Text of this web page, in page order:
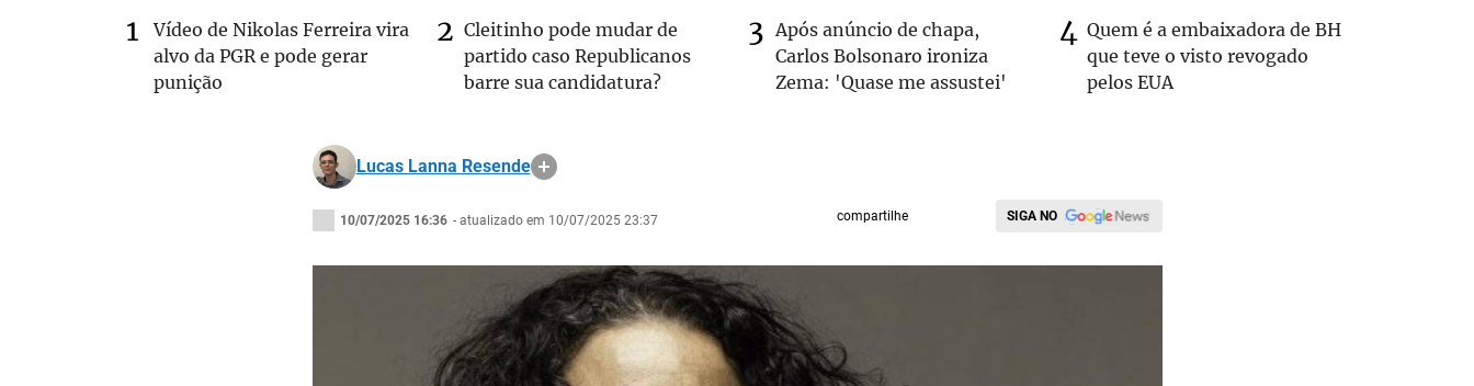
Vídeo de Nikolas Ferreira vira
alvo da PGR e pode gerar
punição
Cleitinho pode mudar de
partido caso Republicanos
barre sua candidatura?
Após anúncio de chapa,
Carlos Bolsonaro ironiza
Zema: 'Quase me assustei'
Quem é a embaixadora de BH
que teve o visto revogado
pelos EUA
Lucas Lanna Resende
10/07/2025 16:36 - atualizado em 10/07/2025 23:37 compartilhe SIGA NO